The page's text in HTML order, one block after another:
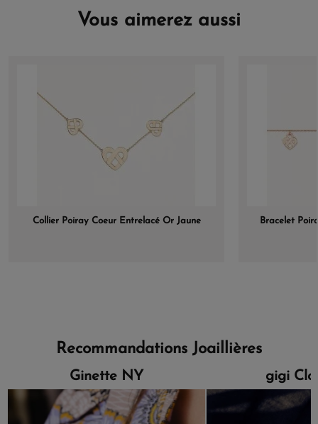
Vous aimerez aussi
Collier Poiray Coeur Entrelacé Or Jaune Bracelet
Recommandations Joaillières
Ginette NY gigi